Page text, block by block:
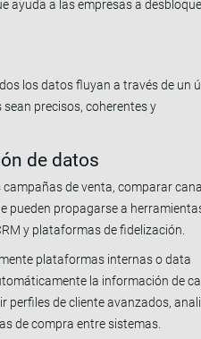
ayuda a las empresas a
los datos fluyan a través de un
precisos, coherentes y
de datos
de venta, comparar
pueden propagarse a
y plataformas de fidelización.
plataformas internas o data
la información de
de cliente avanzados,
de compra entre sistemas.